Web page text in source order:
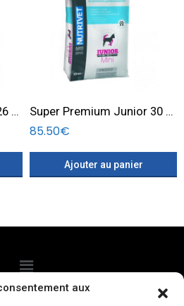
aux
Super Premium Junior 26 16 Medium 15 KG Super Premium Junior 30 18 Mini dog 15 KG
85.50€
Ajouter au panier